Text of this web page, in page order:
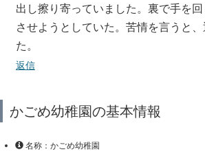
出し擦り寄っていました。裏で手を
させようとしていた。苦情を言うと
た。
返信
かごめ幼稚園の基本情報
名称：かごめ幼稚園